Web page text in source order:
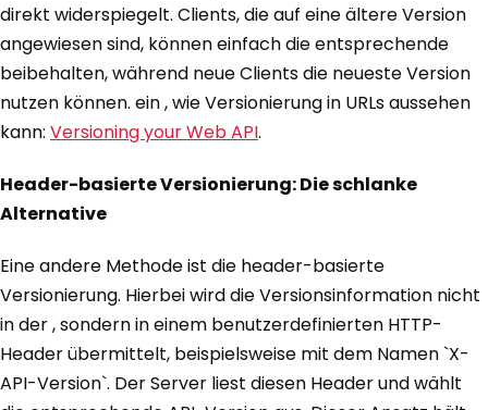
direkt widerspiegelt. Clients, die auf eine ältere Version
angewiesen sind, können einfach die entsprechende
beibehalten, während neue Clients die neueste Version
nutzen können. ein , wie Versionierung in URLs aussehen
kann: Versioning your Web API.
Header-basierte Versionierung: Die schlanke
Alternative
Eine andere Methode ist die header-basierte
Versionierung. Hierbei wird die Versionsinformation nicht
in der , sondern in einem benutzerdefinierten HTTP-
Header übermittelt, beispielsweise mit dem Namen `X-
API-Version`. Der Server liest diesen Header und wählt